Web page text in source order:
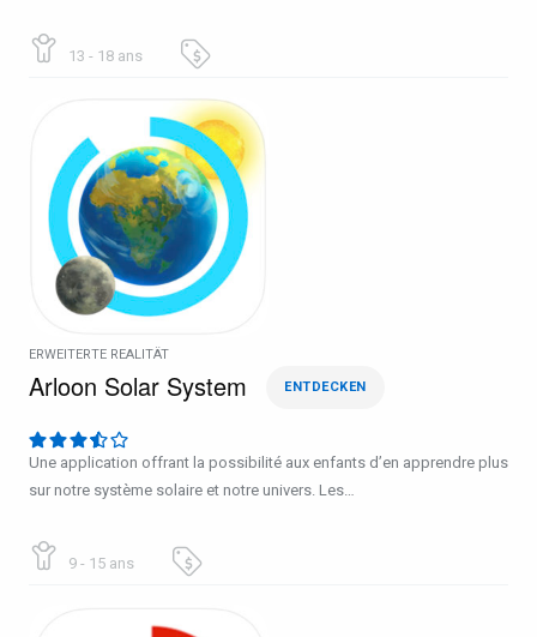
13 - 18 ans
ERWEITERTE REALITÄT
Arloon Solar System ENTDECKEN
Une application offrant la possibilité aux enfants d’en apprendre plus
sur notre système solaire et notre univers. Les…
9 - 15 ans